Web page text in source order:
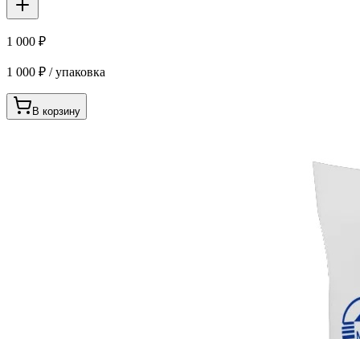
1 000 ₽
1 000 ₽ / упаковка
В корзину